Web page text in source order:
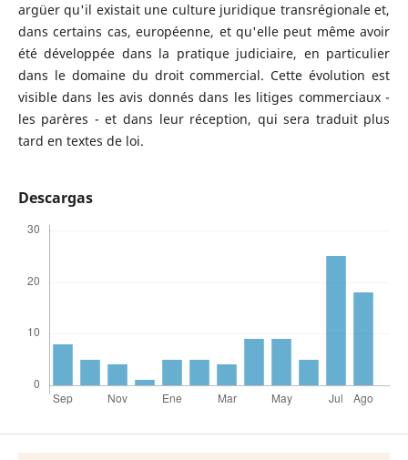
argüer qu'il existait une culture juridique transrégionale et,
dans certains cas, européenne, et qu'elle peut même avoir
été développée dans la pratique judiciaire, en particulier
dans le domaine du droit commercial. Cette évolution est
visible dans les avis donnés dans les litiges commerciaux -
les parères - et dans leur réception, qui sera traduit plus
tard en textes de loi.
Descargas